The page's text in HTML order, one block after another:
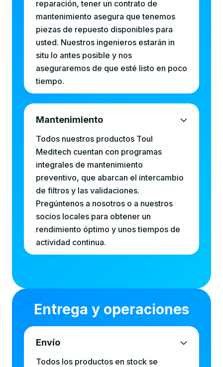
reparación, tener un contrato de
mantenimiento asegura que tenemos
piezas de repuesto disponibles para
usted. Nuestros ingenieros estarán in
situ lo antes posible y nos
aseguraremos de que esté listo en poco
tiempo.
Mantenimiento
Todos nuestros productos Toul
Meditech cuentan con programas
integrales de mantenimiento
preventivo, que abarcan el intercambio
de filtros y las validaciones.
Pregúntenos a nosotros o a nuestros
socios locales para obtener un
rendimiento óptimo y unos tiempos de
actividad continua.
Entrega y operaciones
Envío
Todos los productos en stock se